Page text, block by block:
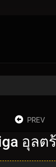
PREV
อุล